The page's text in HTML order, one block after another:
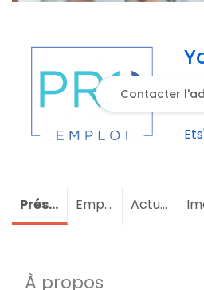
Contacter
Présentation Emploi Actualités
À propos